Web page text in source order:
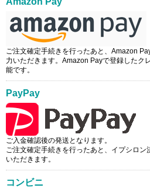
ご注文確定手続きを行ったあと、Amazon
力いただきます。Amazon Payで登録したク
能です。
PayPay
ご入金確認後の発送となります。
ご注文確定手続きを行ったあと、イプシロン
いただきます。
コンビニ